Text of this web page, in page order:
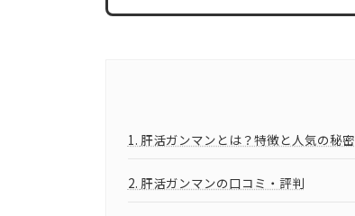
1. 肝活ガンマンとは？特徴と人気の秘密
2. 肝活ガンマンの口コミ・評判